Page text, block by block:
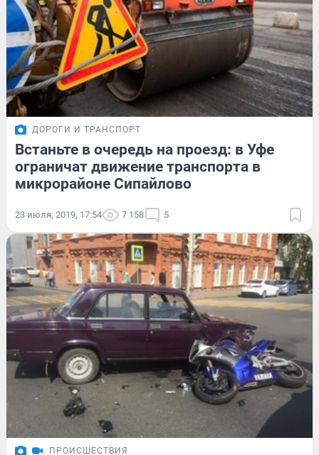
ДОРОГИ И ТРАНСПОРТ
Встаньте в очередь на проезд: в Уфе
ограничат движение транспорта в
микрорайоне Сипайлово
23 июля, 2019, 17:54 7 158 5
ПРОИСШЕСТВИЯ